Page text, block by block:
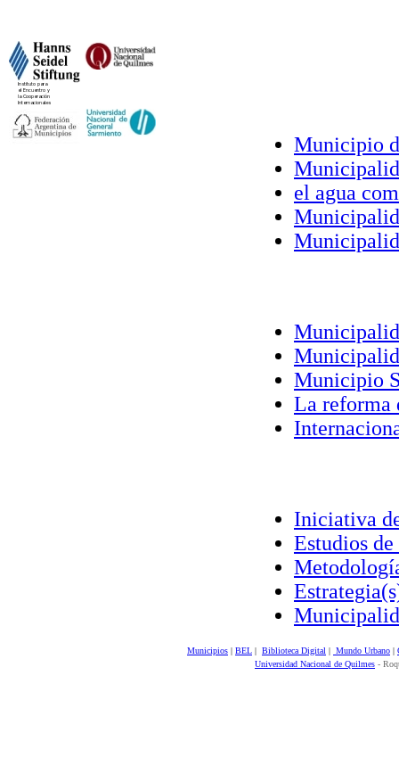
Municipio
el agua
Municipio
La reforma
Iniciativa
Estudios de
Municipios | BEL | Biblioteca Digital | Mundo Urbano |
Universidad Nacional de Quilmes -